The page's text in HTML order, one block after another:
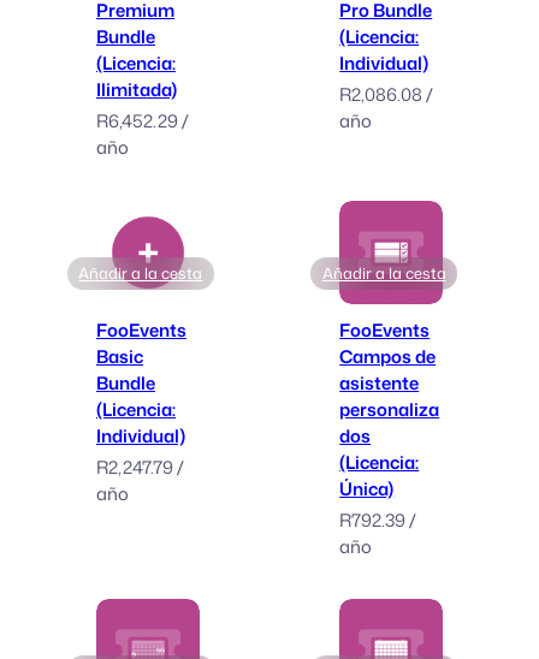
Premium
Bundle
(Licencia:
Ilimitada)
R6,452.29/
año
Pro Bundle
(Licencia:
Individual)
R2,086.08 /
año
Añadir a la cesta
FooEvents
Basic
Bundle
(Licencia:
Individual)
R2,247.79/
año
Añadir a la cesta
FooEvents
Campos de
asistente
personaliza
dos
(Licencia:
Única)
R792.39 /
año